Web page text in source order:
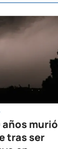
años murió
tras ser